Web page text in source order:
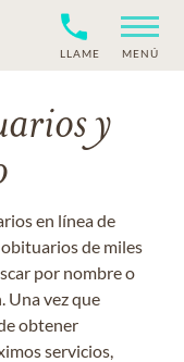
LLAME MENÚ
y
en línea de
de miles
por nombre o
Una vez que
obtener
servicios,